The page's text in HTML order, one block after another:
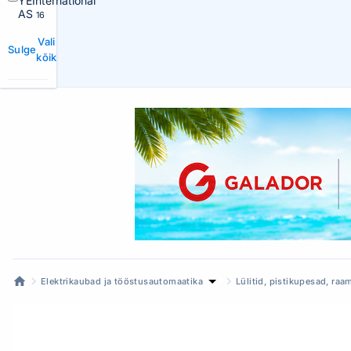
AS 16
Sulge
Vali
kõik
Elektrikaubad ja tööstusautomaatika Lülitid, pistikupesad,